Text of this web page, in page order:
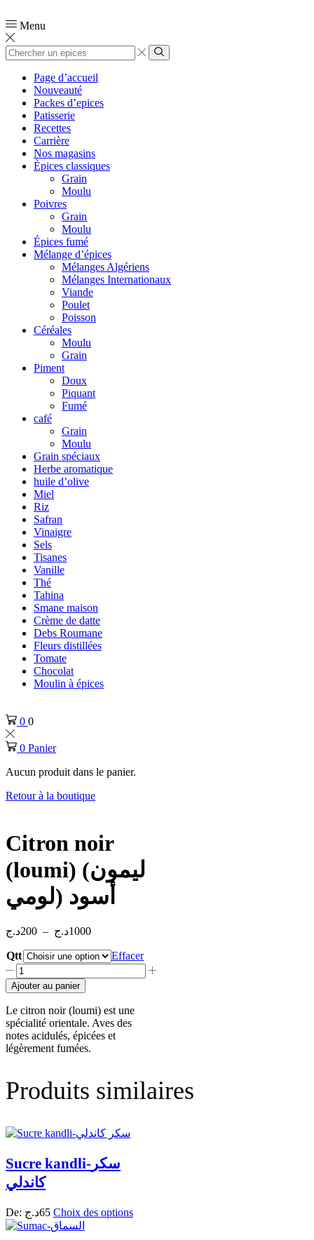
Menu
Page d’accueil
Nouveauté
Packes d’epices
Patisserie
Recettes
Carrière
Nos magasins
Èpices classiques
Grain
Moulu
Poivres
Grain
Moulu
Épices fumé
Mélange d’épices
Mélanges Algériens
Mélanges Internationaux
Viande
Poulet
Poisson
Céréales
Moulu
Grain
Piment
Doux
Piquant
Fumé
café
Grain
Moulu
Grain spéciaux
Herbe aromatique
huile d’olive
Miel
Riz
Safran
Vinaigre
Sels
Tisanes
Vanille
Thé
Tahina
Smane maison
Crème de datte
Debs Roumane
Fleurs distillées
Tomate
Chocolat
Moulin à épices
0 0
0 Panier
Aucun produit dans le panier.
Retour à la boutique
Citron noir
(loumi) (ليمون
أسود (لومي
200د.ج – 1000د.ج
Qtt Effacer
Ajouter au panier
Le citron noir (loumi) est une
spécialité orientale. Aves des
notes acidulés, épicées et
légèrement fumées.
Produits similaires
Sucre kandli-سكر
كاندلي
De: 65د.ج Choix des options